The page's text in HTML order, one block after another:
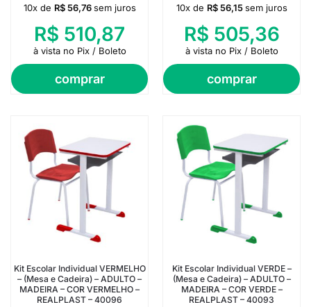
comprar
10x de R$56,76 sem juros
R$ 510,87
à vista no Pix / Boleto
comprar
10x de R$56,15 sem juros
R$ 505,36
à vista no Pix / Boleto
Kit Escolar Individual VERMELHO
– (Mesa e Cadeira) – ADULTO –
MADEIRA – COR VERMELHO –
REALPLAST – 40096
Kit Escolar Individual VERDE –
(Mesa e Cadeira) – ADULTO –
MADEIRA – COR VERDE –
REALPLAST – 40093